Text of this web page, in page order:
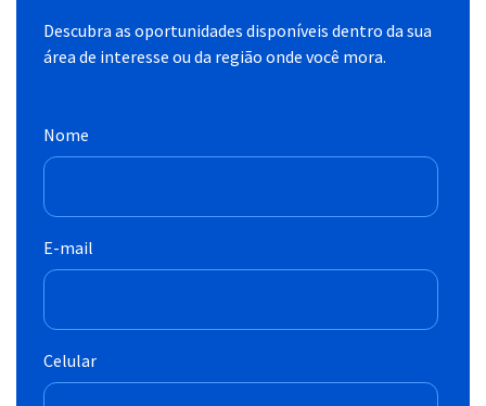
Descubra as oportunidades disponíveis dentro da sua
área de interesse ou da região onde você mora.
Nome
E-mail
Celular